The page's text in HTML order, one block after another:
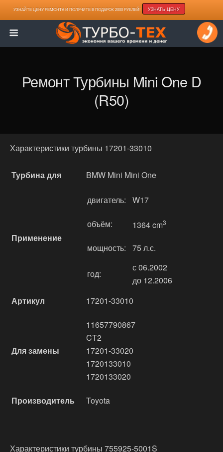
УЗНАЙТЕ ЦЕНУ РЕМОНТА И ПОЛУЧИТЕ В ПОДАРОК 2000 РУБЛЕЙ! УЗНАТЬ ЦЕНУ
Ремонт Турбины Mini One D
(R50)
Характеристики турбины 17201-33010
Турбина для BMW Mini Mini One
Применение
двигатель: W17
объём: 1364 cm3
мощность: 75 л.с.
год:
с 06.2002
до 12.2006
Артикул
17201-33010
Для замены
11657790867
CT2
17201-33020
1720133010
1720133020
Производитель Toyota
Характеристики турбины 755925-5001S